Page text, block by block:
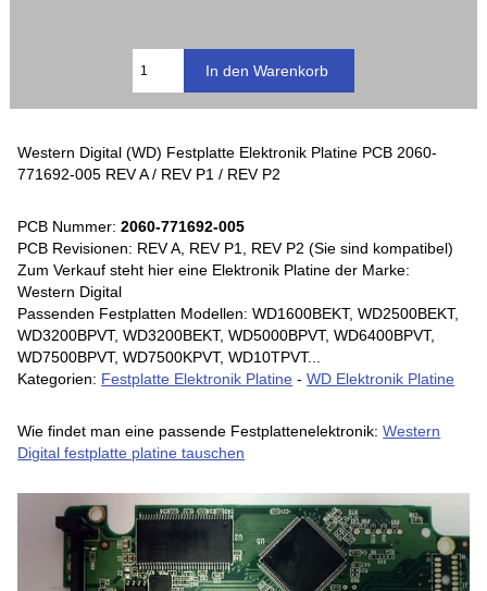
Western Digital (WD) Festplatte Elektronik Platine PCB 2060-
771692-005 REV A / REV P1 / REV P2
PCB Nummer:2060-771692-005
PCB Revisionen: REV A, REV P1, REV P2 (Sie sind kompatibel)
Zum Verkauf steht hier eine Elektronik Platine der Marke:
Western Digital
Passenden Festplatten Modellen: WD1600BEKT, WD2500BEKT,
WD3200BPVT, WD3200BEKT, WD5000BPVT, WD6400BPVT,
WD7500BPVT, WD7500KPVT, WD10TPVT...
Kategorien: Festplatte Elektronik Platine -WD Elektronik Platine
Wie findet man eine passende Festplattenelektronik:Western
Digital festplatte platine tauschen